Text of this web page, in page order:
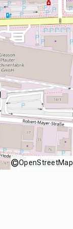
©OpenStreetMap